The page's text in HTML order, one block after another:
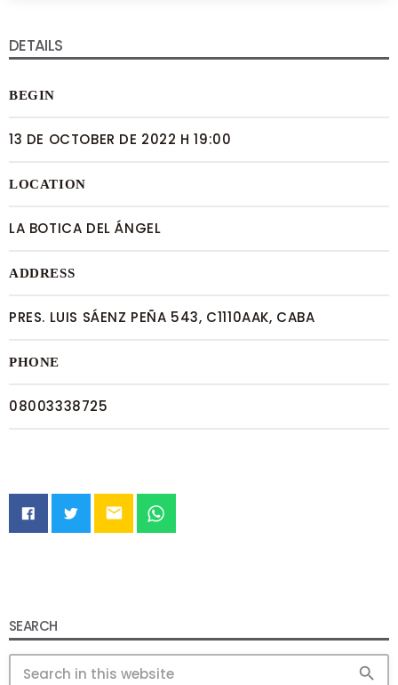
DETAILS
BEGIN
13 DE OCTOBER DE 2022 H 19:00
LOCATION
LA BOTICA DEL ÁNGEL
ADDRESS
PRES. LUIS SÁENZ PEÑA 543, C1110AAK, CABA
PHONE
08003338725
email
SEARCH
search